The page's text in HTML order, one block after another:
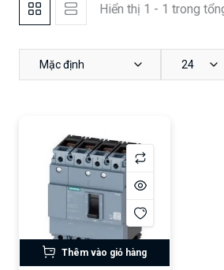
Hiển thị 1 - 1 trong
Mặc định 24
Thêm vào giỏ hàng